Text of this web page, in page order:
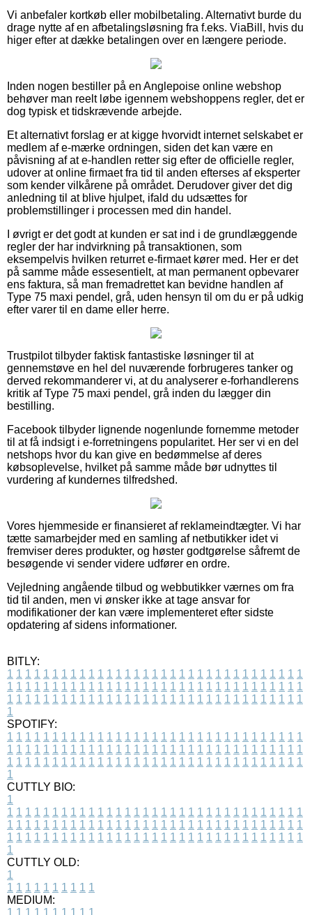
Vi anbefaler kortkøb eller mobilbetaling. Alternativt burde du
drage nytte af en afbetalingsløsning fra f.eks. ViaBill, hvis du
higer efter at dække betalingen over en længere periode.
Inden nogen bestiller på en Anglepoise online webshop
behøver man reelt løbe igennem webshoppens regler, det er
dog typisk et tidskrævende arbejde.
Et alternativt forslag er at kigge hvorvidt internet selskabet er
medlem af e-mærke ordningen, siden det kan være en
påvisning af at e-handlen retter sig efter de officielle regler,
udover at online firmaet fra tid til anden efterses af eksperter
som kender vilkårene på området. Derudover giver det dig
anledning til at blive hjulpet, ifald du udsættes for
problemstillinger i processen med din handel.
I øvrigt er det godt at kunden er sat ind i de grundlæggende
regler der har indvirkning på transaktionen, som
eksempelvis hvilken returret e-firmaet kører med. Her er det
på samme måde essesentielt, at man permanent opbevarer
ens faktura, så man fremadrettet kan bevidne handlen af
Type 75 maxi pendel, grå, uden hensyn til om du er på udkig
efter varer til en dame eller herre.
Trustpilot tilbyder faktisk fantastiske løsninger til at
gennemstøve en hel del nuværende forbrugeres tanker og
derved rekommanderer vi, at du analyserer e-forhandlerens
kritik af Type 75 maxi pendel, grå inden du lægger din
bestilling.
Facebook tilbyder lignende nogenlunde fornemme metoder
til at få indsigt i e-forretningens popularitet. Her ser vi en del
netshops hvor du kan give en bedømmelse af deres
købsoplevelse, hvilket på samme måde bør udnyttes til
vurdering af kundernes tilfredshed.
Vores hjemmeside er finansieret af reklameindtægter. Vi har
tætte samarbejder med en samling af netbutikker idet vi
fremviser deres produkter, og høster godtgørelse såfremt de
besøgende vi sender videre udfører en ordre.
Vejledning angående tilbud og webbutikker værnes om fra
tid til anden, men vi ønsker ikke at tage ansvar for
modifikationer der kan være implementeret efter sidste
opdatering af sidens informationer.
BITLY:
1 1 1 1 1 1 1 1 1 1 1 1 1 1 1 1 1 1 1 1 1 1 1 1 1 1 1 1 1 1 1 1 1
1 1 1 1 1 1 1 1 1 1 1 1 1 1 1 1 1 1 1 1 1 1 1 1 1 1 1 1 1 1 1 1 1
1 1 1 1 1 1 1 1 1 1 1 1 1 1 1 1 1 1 1 1 1 1 1 1 1 1 1 1 1 1 1 1 1
1
SPOTIFY:
1 1 1 1 1 1 1 1 1 1 1 1 1 1 1 1 1 1 1 1 1 1 1 1 1 1 1 1 1 1 1 1 1
1 1 1 1 1 1 1 1 1 1 1 1 1 1 1 1 1 1 1 1 1 1 1 1 1 1 1 1 1 1 1 1 1
1 1 1 1 1 1 1 1 1 1 1 1 1 1 1 1 1 1 1 1 1 1 1 1 1 1 1 1 1 1 1 1 1
1
CUTTLY BIO:
1
1 1 1 1 1 1 1 1 1 1 1 1 1 1 1 1 1 1 1 1 1 1 1 1 1 1 1 1 1 1 1 1 1
1 1 1 1 1 1 1 1 1 1 1 1 1 1 1 1 1 1 1 1 1 1 1 1 1 1 1 1 1 1 1 1 1
1 1 1 1 1 1 1 1 1 1 1 1 1 1 1 1 1 1 1 1 1 1 1 1 1 1 1 1 1 1 1 1 1
1
CUTTLY OLD:
1
1 1 1 1 1 1 1 1 1 1
MEDIUM:
1 1 1 1 1 1 1 1 1 1